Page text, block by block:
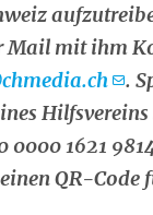
Mail mit ihm
.
1621
QR-